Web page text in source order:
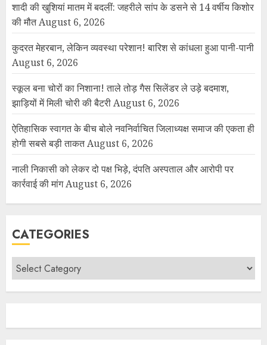
शादी की खुशियां मातम में बदलीं: जहरीले सांप के डसने से 14 वर्षीय किशोर
की मौतAugust 6, 2026
कुदरत मेहरबान, लेकिन व्यवस्था परेशान! बारिश से कांधला हुआ पानी-पानी
August 6, 2026
स्कूल बना चोरों का निशाना! ताले तोड़ गैस सिलेंडर ले उड़े बदमाश,
झाड़ियों में मिली चोरी की बैटरीAugust 6, 2026
ऐतिहासिक स्वागत के बीच बोले नवनिर्वाचित जिलाध्यक्ष समाज की एकता ही
होगी सबसे बड़ी ताकतAugust 6, 2026
नाली निकासी को लेकर दो पक्ष भिड़े, दंपति अस्पताल और आरोपी पर
कार्रवाई की मांगAugust 6, 2026
CATEGORIES